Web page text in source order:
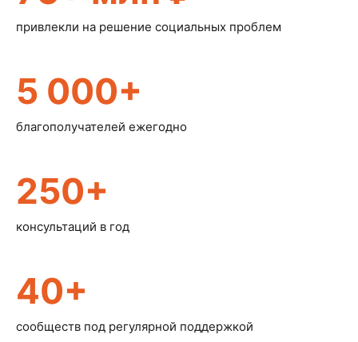
привлекли на решение социальных проблем
5 000+
благополучателей ежегодно
250+
консультаций в год
40+
сообществ под регулярной поддержкой